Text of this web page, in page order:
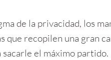
de la privacidad, los
que recopilen una gran
el máximo